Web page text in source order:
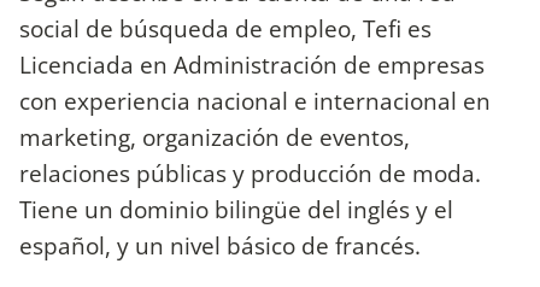
social de búsqueda de empleo, Tefi es
Licenciada en Administración de empresas
con experiencia nacional e internacional en
marketing, organización de eventos,
relaciones públicas y producción de moda.
Tiene un dominio bilingüe del inglés y el
español, y un nivel básico de francés.